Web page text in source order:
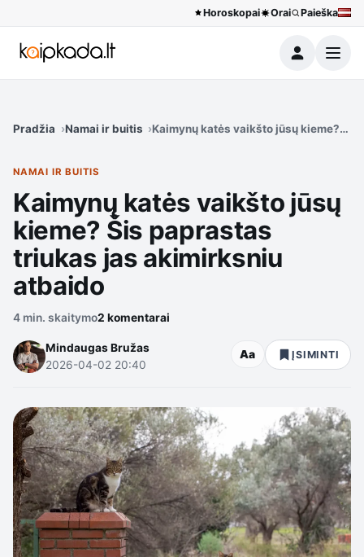
Horoskopai Orai Paieška
Meniu
Pradžia Namai ir buitis Kaimynų katės vaikšto jūsų kieme?
NAMAI IR BUITIS
Kaimynų katės vaikšto jūsų
kieme? Šis paprastas
triukas jas akimirksniu
atbaido
4 min. skaitymo2 komentarai
Mindaugas Bružas
2026-04-02 20:40
Aa ĮSIMINTI